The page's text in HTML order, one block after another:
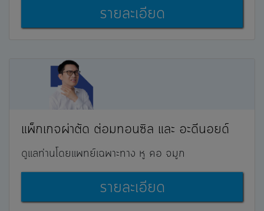
รายละเอียด
แพ็กเกจผ่าตัด ต่อมทอนซิล และ อะดีนอยด์
ดูแลท่านโดยแพทย์เฉพาะทาง หู คอ จมูก
รายละเอียด